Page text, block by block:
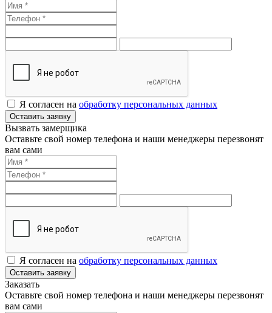
Я согласен на обработку персональных данных
Оставить заявку
Вызвать замерщика
Оставьте свой номер телефона и наши менеджеры перезвонят
вам сами
Я согласен на обработку персональных данных
Оставить заявку
Заказать
Оставьте свой номер телефона и наши менеджеры перезвонят
вам сами